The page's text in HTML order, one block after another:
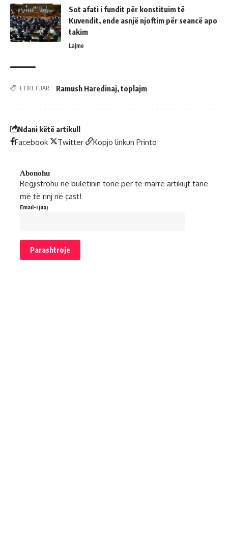
Sot afati i fundit për konstituim të
Kuvendit, ende asnjë njoftim për seancë apo
takim
Lajme
ETIKETUAR: Ramush Haredinaj,toplajm
Ndani këtë artikull
Facebook Twitter Kopjo linkun Printo
Abonohu
Regjistrohu në buletinin tonë për të marrë artikujt tanë
më të rinj në çast!
Email-i juaj